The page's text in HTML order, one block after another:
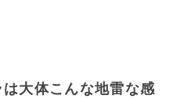
大体こんな地雷な感